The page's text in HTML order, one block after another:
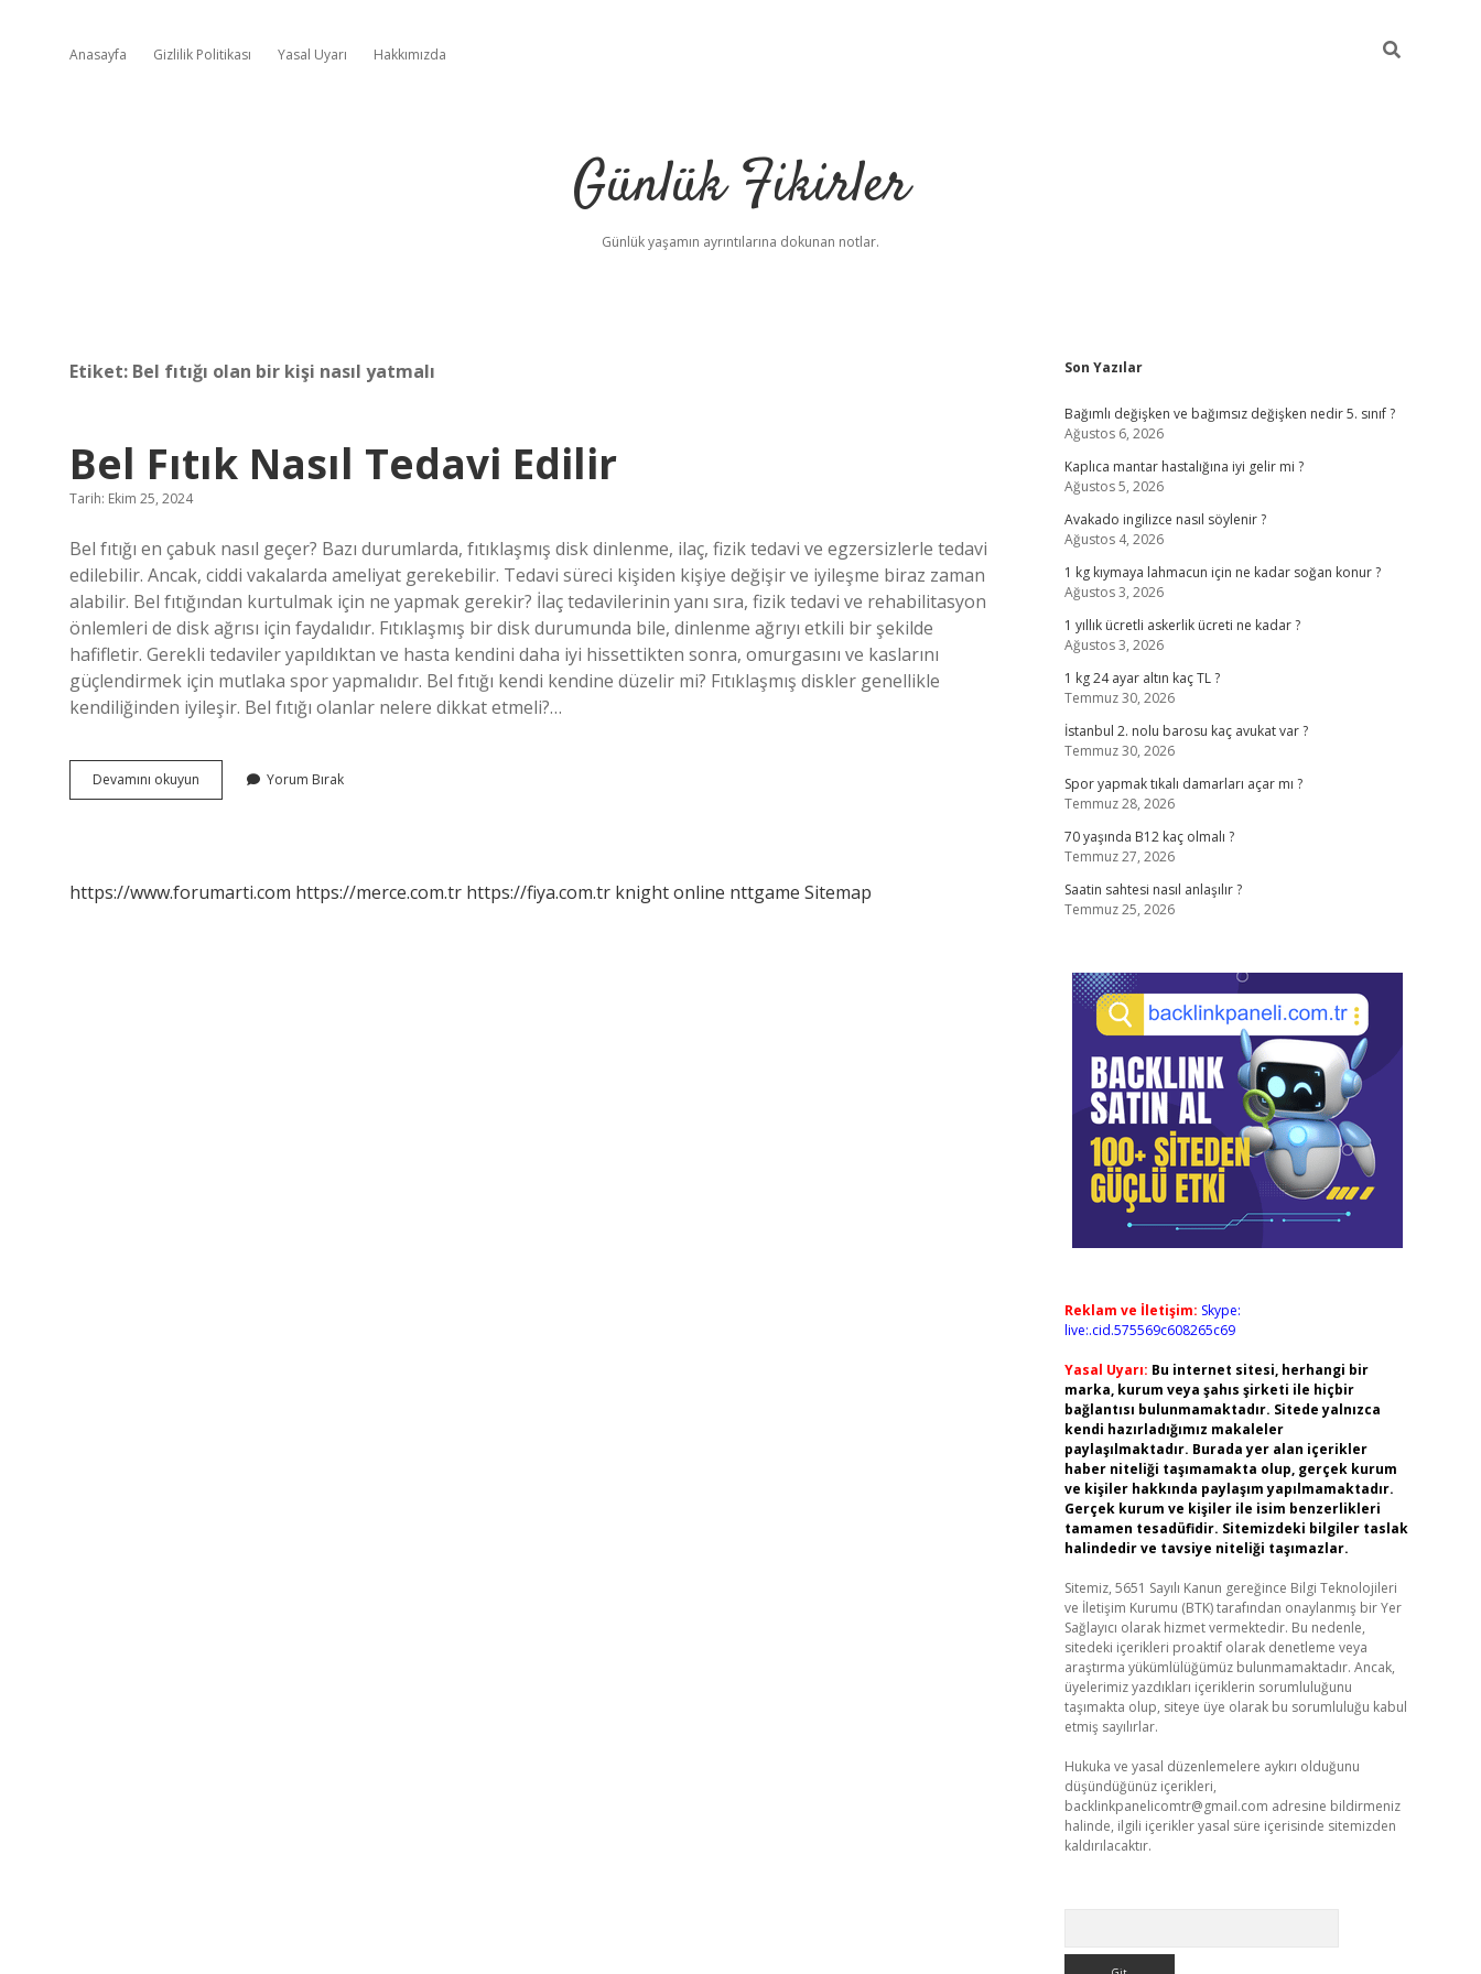
Anasayfa Gizlilik Politikası Yasal Uyarı Hakkımızda
Günlük Fikirler
Günlük yaşamın ayrıntılarına dokunan notlar.
Etiket: Bel fıtığı olan bir kişi nasıl yatmalı
Bel Fıtık Nasıl Tedavi Edilir
Tarih: Ekim 25, 2024
Bel fıtığı en çabuk nasıl geçer? Bazı durumlarda, fıtıklaşmış disk dinlenme, ilaç, fizik tedavi ve egzersizlerle tedavi
edilebilir. Ancak, ciddi vakalarda ameliyat gerekebilir. Tedavi süreci kişiden kişiye değişir ve iyileşme biraz zaman
alabilir. Bel fıtığından kurtulmak için ne yapmak gerekir? İlaç tedavilerinin yanı sıra, fizik tedavi ve rehabilitasyon
önlemleri de disk ağrısı için faydalıdır. Fıtıklaşmış bir disk durumunda bile, dinlenme ağrıyı etkili bir şekilde
hafifletir. Gerekli tedaviler yapıldıktan ve hasta kendini daha iyi hissettikten sonra, omurgasını ve kaslarını
güçlendirmek için mutlaka spor yapmalıdır. Bel fıtığı kendi kendine düzelir mi? Fıtıklaşmış diskler genellikle
kendiliğinden iyileşir. Bel fıtığı olanlar nelere dikkat etmeli?…
Devamını okuyun
Fıtık
Yorum Bırak
https://www.forumarti.com https://merce.com.tr https://fiya.com.tr knight online nttgame Sitemap
Sidebar
Son Yazılar
Bağımlı değişken ve bağımsız değişken nedir 5. sınıf ?
Ağustos 6, 2026
Kaplıca mantar hastalığına iyi gelir mi ?
Ağustos 5, 2026
Avakado ingilizce nasıl söylenir ?
Ağustos 4, 2026
1 kg kıymaya lahmacun için ne kadar soğan konur ?
Ağustos 3, 2026
1 yıllık ücretli askerlik ücreti ne kadar ?
Ağustos 3, 2026
1 kg 24 ayar altın kaç TL ?
Temmuz 30, 2026
İstanbul 2. nolu barosu kaç avukat var ?
Temmuz 30, 2026
Spor yapmak tıkalı damarları açar mı ?
Temmuz 28, 2026
70 yaşında B12 kaç olmalı ?
Temmuz 27, 2026
Saatin sahtesi nasıl anlaşılır ?
Temmuz 25, 2026
Reklam ve İletişim: Skype:
live:.cid.575569c608265c69
Yasal Uyarı: Bu internet sitesi, herhangi bir
marka, kurum veya şahıs şirketi ile hiçbir
bağlantısı bulunmamaktadır. Sitede yalnızca
kendi hazırladığımız makaleler
paylaşılmaktadır. Burada yer alan içerikler
haber niteliği taşımamakta olup, gerçek kurum
ve kişiler hakkında paylaşım yapılmamaktadır.
Gerçek kurum ve kişiler ile isim benzerlikleri
tamamen tesadüfidir. Sitemizdeki bilgiler taslak
halindedir ve tavsiye niteliği taşımazlar.
Sitemiz, 5651 Sayılı Kanun gereğince Bilgi Teknolojileri
ve İletişim Kurumu (BTK) tarafından onaylanmış bir Yer
Sağlayıcı olarak hizmet vermektedir. Bu nedenle,
sitedeki içerikleri proaktif olarak denetleme veya
araştırma yükümlülüğümüz bulunmamaktadır. Ancak,
üyelerimiz yazdıkları içeriklerin sorumluluğunu
taşımakta olup, siteye üye olarak bu sorumluluğu kabul
etmiş sayılırlar.
Hukuka ve yasal düzenlemelere aykırı olduğunu
düşündüğünüz içerikleri,
backlinkpanelicomtr@gmail.com adresine bildirmeniz
halinde, ilgili içerikler yasal süre içerisinde sitemizden
kaldırılacaktır.